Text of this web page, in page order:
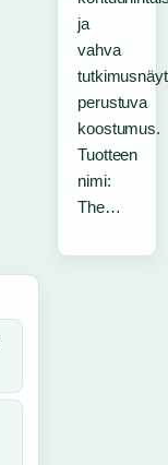
ja
vahva
perustuva
koostumus.
Tuotteen
nimi:
The…